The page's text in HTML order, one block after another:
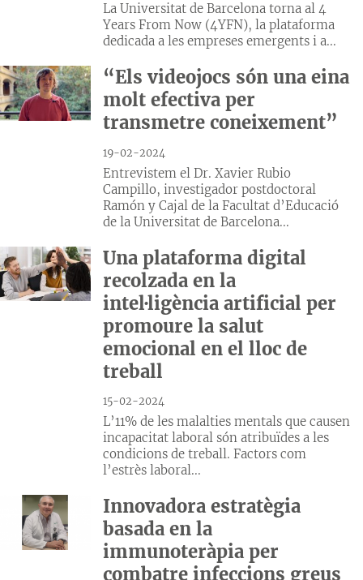
La Universitat de Barcelona torna al 4
Years From Now (4YFN), la plataforma
dedicada a les empreses emergents i a...
“Els videojocs són una eina
molt efectiva per
transmetre coneixement”
19-02-2024
Entrevistem el Dr. Xavier Rubio
Campillo, investigador postdoctoral
Ramón y Cajal de la Facultat d’Educació
de la Universitat de Barcelona...
Una plataforma digital
recolzada en la
intel·ligència artificial per
promoure la salut
emocional en el lloc de
treball
15-02-2024
L’11% de les malalties mentals que causen
incapacitat laboral són atribuïdes a les
condicions de treball. Factors com
l’estrès laboral...
Innovadora estratègia
basada en la
immunoteràpia per
combatre infeccions greus